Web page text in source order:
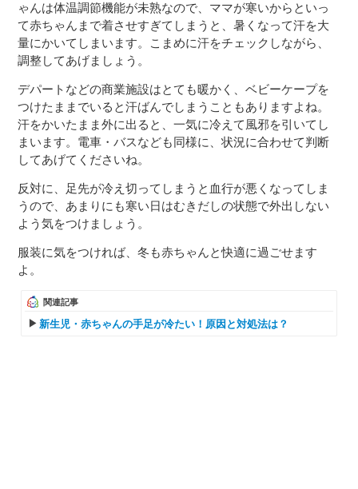
ゃんは体温調節機能が未熟なので、ママが寒いからといっ
て赤ちゃんまで着させすぎてしまうと、暑くなって汗を大
量にかいてしまいます。こまめに汗をチェックしながら、
調整してあげましょう。
デパートなどの商業施設はとても暖かく、ベビーケープを
つけたままでいると汗ばんでしまうこともありますよね。
汗をかいたまま外に出ると、一気に冷えて風邪を引いてし
まいます。電車・バスなども同様に、状況に合わせて判断
してあげてくださいね。
反対に、足先が冷え切ってしまうと血行が悪くなってしま
うので、あまりにも寒い日はむきだしの状態で外出しない
よう気をつけましょう。
服装に気をつければ、冬も赤ちゃんと快適に過ごせます
よ。
関連記事
新生児・赤ちゃんの手足が冷たい！原因と対処法は？